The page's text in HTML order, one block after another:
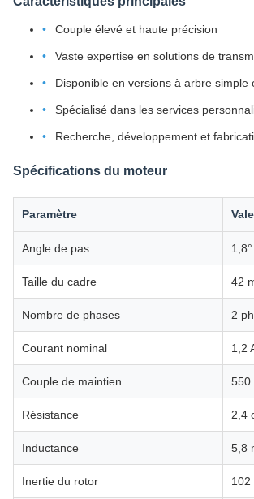
Couple élevé et haute précision
Vaste expertise en solutions de
Disponible en versions à arbre simple
Spécialisé dans les services
Recherche, développement et
Spécifications du moteur
Paramètre
Angle de pas 1,8°
Taille du cadre 42
Nombre de phases 2
Courant nominal 1,2
Couple de maintien 550
Résistance 2,4
Inductance 5,8
Inertie du rotor 102